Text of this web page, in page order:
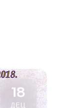
18
ДЕЦ